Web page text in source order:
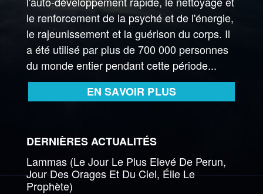
le renforcement de la psyché et de l'énergie,
le rajeunissement et la guérison du corps. Il
a été utilisé par plus de 700 000 personnes
du monde entier pendant cette période...
EN SAVOIR PLUS
DERNIÈRES ACTUALITÉS
Lammas (Le Jour Le Plus Elevé De Perun,
Jour Des Orages Et Du Ciel, Élie Le
Prophète)